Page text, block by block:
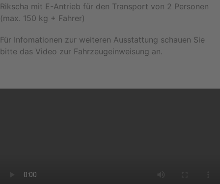
Rikscha mit E-Antrieb für den Transport von 2 Personen
(max. 150 kg + Fahrer)
Für Infomationen zur weiteren Ausstattung schauen Sie
bitte das Video zur Fahrzeugeinweisung an.